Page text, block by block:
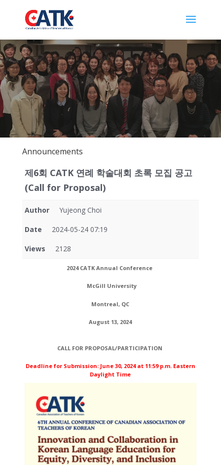
Announcements
제6회 CATK 연례 학술대회 초록 모집 공고
(Call for Proposal)
Author Yujeong Choi
Date 2024-05-24 07:19
Views 2128
2024 CATK Annual Conference
McGill University
Montreal, QC
August 13, 2024
CALL FOR PROPOSAL/PARTICIPATION
Deadline for Submission: June 30, 2024 at 11:59 p.m. Eastern
Daylight Time